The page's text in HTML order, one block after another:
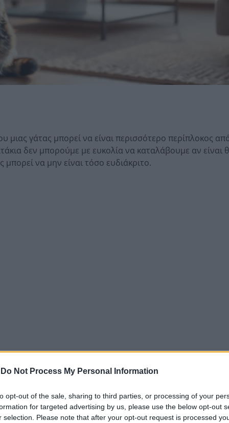
Do Not Process My Personal Information
opt-out of the sale, sharing to third parties, or processing of your
for targeted advertising by us, please use the below opt-out
selection. Please note that after your opt-out request is processed
μιας γάτας μπορεί να είναι περισσότερο περίπλοκος
δεν μπορούμε με ευκολία να καταλάβουμε αν είναι
να μην είναι τόσο ευδιάκριτο.
του προσώπου έχουμε μεγάλες
υπάρχουν κάποιες διαφορές μεταξύ θηλυκών και